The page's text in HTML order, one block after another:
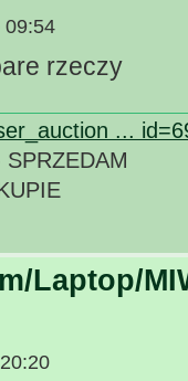
09:54
rzeczy
...
SPRZEDAM
Laptop/